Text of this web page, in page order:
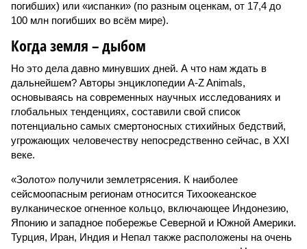
погибших) или «испанки» (по разным оценкам, от 17,4 до
100 млн погибших во всём мире).
Когда земля – дыбом
Но это дела давно минувших дней. А что нам ждать в
дальнейшем? Авторы энциклопедии A-Z Animals,
основываясь на современных научных исследованиях и
глобальных тенденциях, составили свой список
потенциально самых смертоносных стихийных бедствий,
угрожающих человечеству непосредственно сейчас, в XXI
веке.
«Золото» получили землетрясения. К наиболее
сейсмоопасным регионам относится Тихоокеанское
вулканическое огненное кольцо, включающее Индонезию,
Японию и западное побережье Северной и Южной Америки.
Турция, Иран, Индия и Непал также расположены на очень